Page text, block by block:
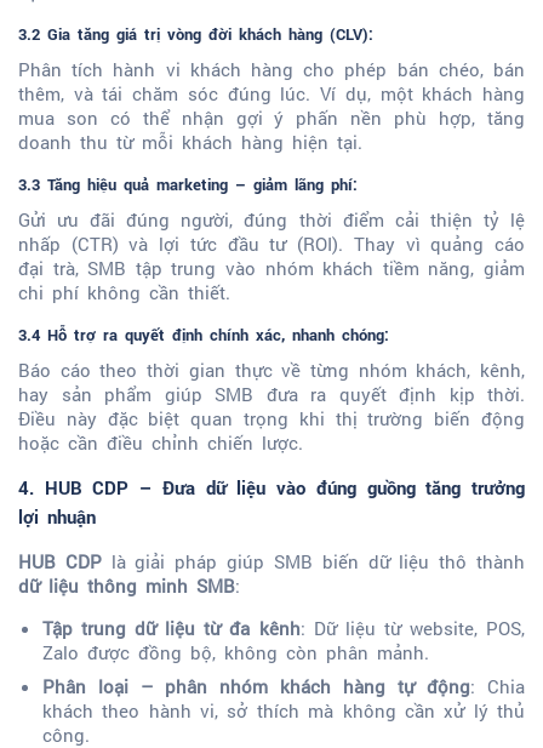
3.2 Gia tăng giá trị vòng đời khách hàng (CLV):
Phân tích hành vi khách hàng cho phép bán chéo, bán
thêm, và tái chăm sóc đúng lúc. Ví dụ, một khách hàng
mua son có thể nhận gợi ý phấn nền phù hợp, tăng
doanh thu từ mỗi khách hàng hiện tại.
3.3 Tăng hiệu quả marketing – giảm lãng phí:
Gửi ưu đãi đúng người, đúng thời điểm cải thiện tỷ lệ
nhấp (CTR) và lợi tức đầu tư (ROI). Thay vì quảng cáo
đại trà, SMB tập trung vào nhóm khách tiềm năng, giảm
chi phí không cần thiết.
3.4 Hỗ trợ ra quyết định chính xác, nhanh chóng:
Báo cáo theo thời gian thực về từng nhóm khách, kênh,
hay sản phẩm giúp SMB đưa ra quyết định kịp thời.
Điều này đặc biệt quan trọng khi thị trường biến động
hoặc cần điều chỉnh chiến lược.
4. HUB CDP – Đưa dữ liệu vào đúng guồng tăng trưởng
lợi nhuận
HUB CDPlà giải pháp giúp SMB biến dữ liệu thô thành
dữ liệu thông minh SMB:
Tập trung dữ liệu từ đa kênh: Dữ liệu từ website, POS,
Zalo được đồng bộ, không còn phân mảnh.
Phân loại – phân nhóm khách hàng tự động: Chia
khách theo hành vi, sở thích mà không cần xử lý thủ
công.